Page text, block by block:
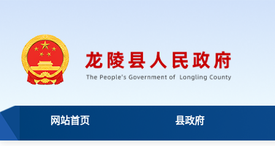
网站首页 县政府